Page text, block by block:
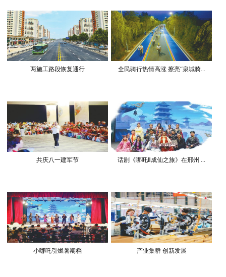
两施工路段恢复通行 全民骑行热情高涨 擦亮“泉城骑...
共庆八一建军节 话剧《哪吒Ⅱ成仙之旅》在邢州 ...
小哪吒引燃暑期档 产业集群 创新发展